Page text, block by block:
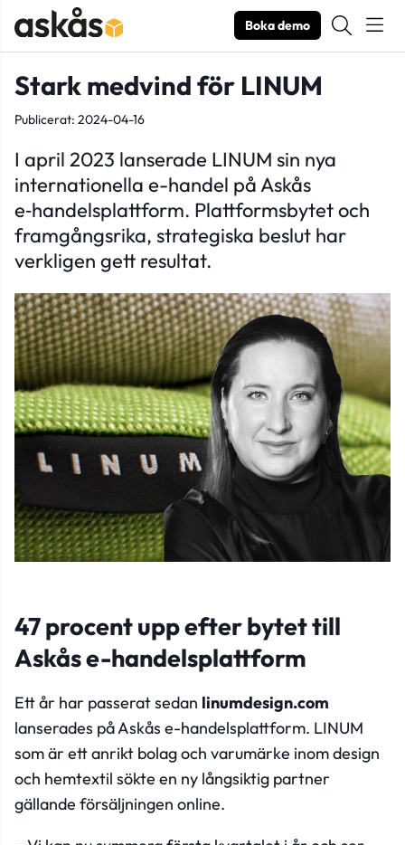
Boka demo
Stark medvind för LINUM
Publicerat: 2024-04-16
I april 2023 lanserade LINUM sin nya
internationella e-handel på Askås
e‑handelsplattform. Plattformsbytet och
framgångsrika, strategiska beslut har
verkligen gett resultat.
47 procent upp efter bytet till
Askås e-handelsplattform
Ett år har passerat sedan linumdesign.com
lanserades på Askås e-handelsplattform. LINUM
som är ett anrikt bolag och varumärke inom design
och hemtextil sökte en ny långsiktig partner
gällande försäljningen online.